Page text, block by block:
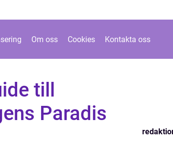
Om oss Cookies Kontakta oss
till
Paradis